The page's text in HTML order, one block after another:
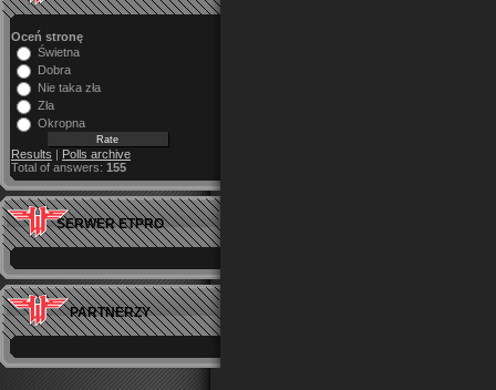
Oceń stronę
Świetna
Dobra
Nie taka zła
Zła
Okropna
Results | Polls archive
Total of answers: 155
SERWER ETPRO
PARTNERZY